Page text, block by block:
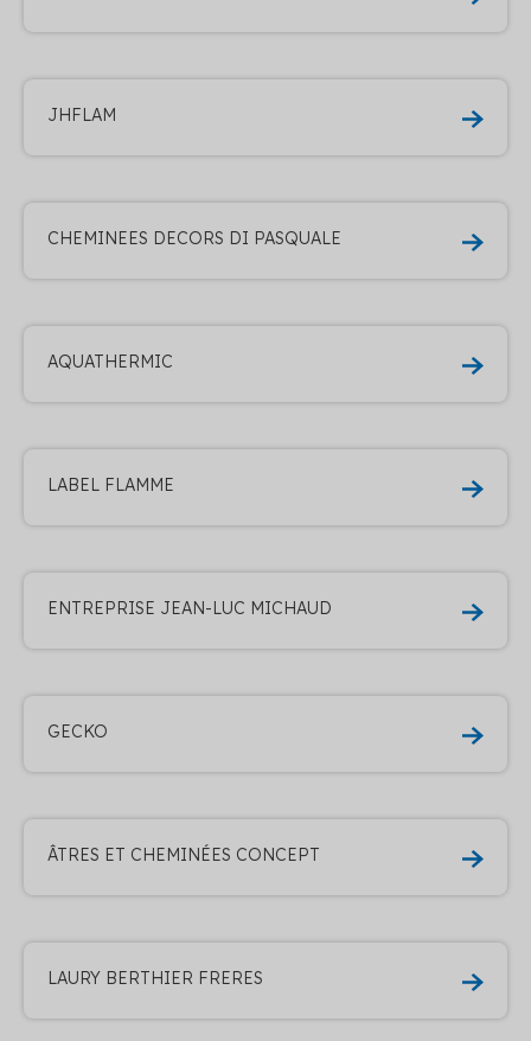
JHFLAM
CHEMINEES DECORS DI PASQUALE
AQUATHERMIC
LABEL FLAMME
ENTREPRISE JEAN-LUC MICHAUD
GECKO
ÂTRES ET CHEMINÉES CONCEPT
LAURY BERTHIER FRERES